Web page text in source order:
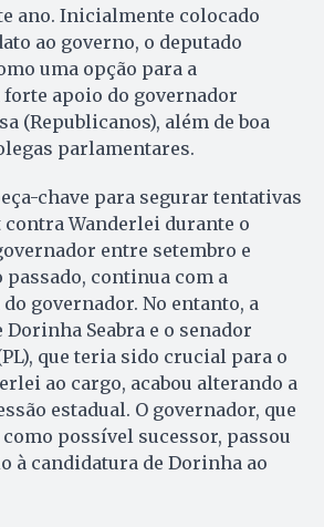
ano. Inicialmente colocado
ao governo, o deputado
uma opção para a
apoio do governador
(Republicanos), além de boa
parlamentares.
chave para segurar tentativas
Wanderlei durante o
entre setembro e
passado, continua com a
governador. No entanto, a
Seabra e o senador
que teria sido crucial para o
ao cargo, acabou alterando a
estadual. O governador, que
possível sucessor, passou
à candidatura de Dorinha ao